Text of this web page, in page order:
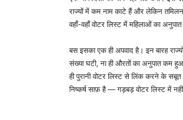
राज्यों में कम नाम काटे हैं और लेकिन
वहाँ-वहाँ वोटर लिस्ट में महिलाओं का
बस इसका एक ही अपवाद है। इन बारह
संख्या घटी, ना ही औरतों का अनुपात कम
ही पुरानी वोटर लिस्ट से लिंक करने के
निष्कर्ष साफ़ है — गड़बड़ वोटर लिस्ट में